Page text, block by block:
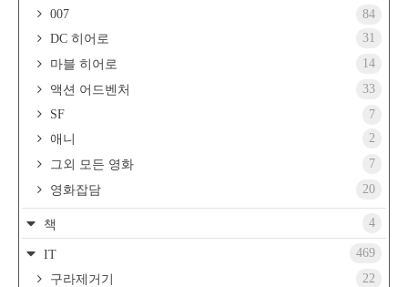
007
84
DC 히어로
31
마블 히어로
14
액션 어드벤처
33
SF
7
애니
2
그외 모든 영화
7
영화잡담
20
책 4
IT
469
구라제거기
22